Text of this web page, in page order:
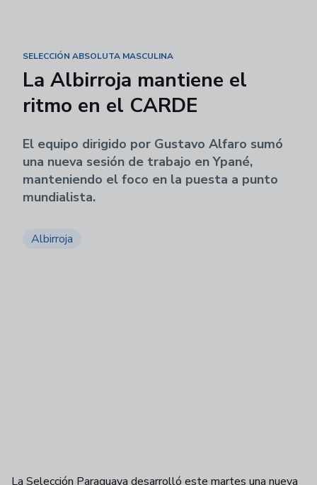
SELECCIÓN ABSOLUTA MASCULINA
La Albirroja mantiene el
ritmo en el CARDE
El equipo dirigido por Gustavo Alfaro sumó
una nueva sesión de trabajo en Ypané,
manteniendo el foco en la puesta a punto
mundialista.
Albirroja
La Selección Paraguaya desarrolló este martes una nueva